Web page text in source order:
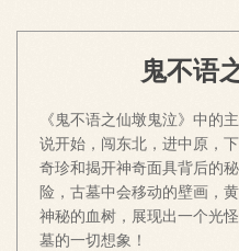
鬼不语
《鬼不语之仙墩鬼泣》中的
说开始，闯东北，进中原，
奇珍和揭开神奇面具背后的
险，古墓中会移动的壁画，
神秘的血树，展现出一个光
墓的一切想象！